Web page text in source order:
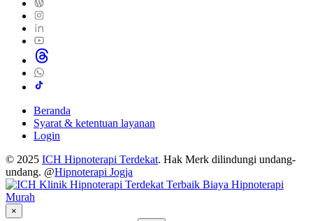
Beranda
Syarat & ketentuan layanan
Login
© 2025 ICH Hipnoterapi Terdekat. Hak Merk dilindungi undang-
undang. @Hipnoterapi Jogja
×